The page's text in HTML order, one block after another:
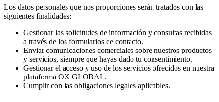
Los datos personales que nos proporciones serán tratados con las
siguientes finalidades:
Gestionar las solicitudes de información y consultas recibidas
a través de los formularios de contacto.
Enviar comunicaciones comerciales sobre nuestros productos
y servicios, siempre que hayas dado tu consentimiento.
Gestionar el acceso y uso de los servicios ofrecidos en nuestra
plataforma OX GLOBAL.
Cumplir con las obligaciones legales aplicables.